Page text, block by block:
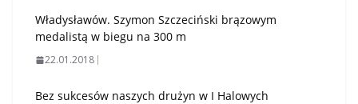
Władysławów. Szymon Szczeciński brązowym
medalistą w biegu na 300 m
22.01.2018
Bez sukcesów naszych drużyn w I Halowych